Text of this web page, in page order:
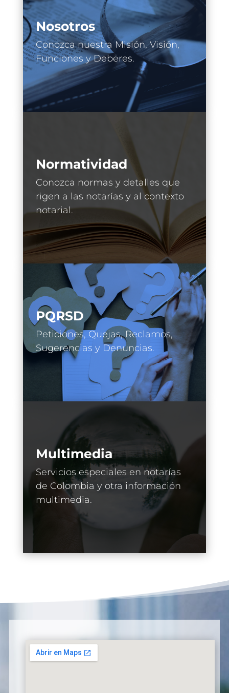
Nosotros
Conozca nuestra Misión, Visión,
Funciones y Deberes.
Normatividad
Conozca normas y detalles que
rigen a las notarías y al contexto
notarial.
PQRSD
Peticiones, Quejas, Reclamos,
Sugerencias y Denuncias.
Multimedia
Servicios especiales en notarías
de Colombia y otra información
multimedia.